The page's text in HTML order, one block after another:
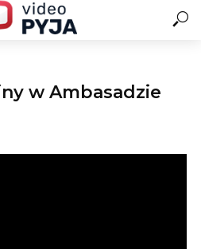
w Ambasadzie